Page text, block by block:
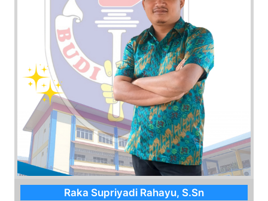
Raka Supriyadi Rahayu, S.Sn